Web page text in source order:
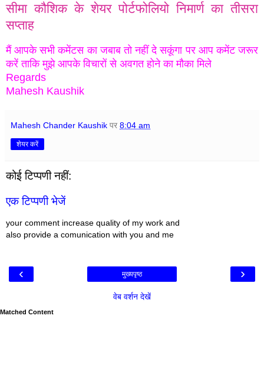
सीमा कौशिक के शेयर पोर्टफोलियो निमार्ण का तीसरा
सप्ताह
मैं आपके सभी कमेंटस का जबाब तो नहीं दे सकूंगा पर आप कमेंट जरूर
करें ताकि मुझे आपके विचारों से अवगत होनेकामौका मिले
Regards
Mahesh Kaushik
Mahesh Chander Kaushik पर 8:04 am
शेयर करें
कोई टिप्पणी नहीं:
एक टिप्पणी भेजें
your comment increase quality of my work and
also provide a comunication with you and me
‹ ›
मुख्यपृष्ठ
वेब वर्शन देखें
Matched Content